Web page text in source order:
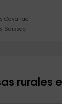
Cavanac
Saissac
rurales